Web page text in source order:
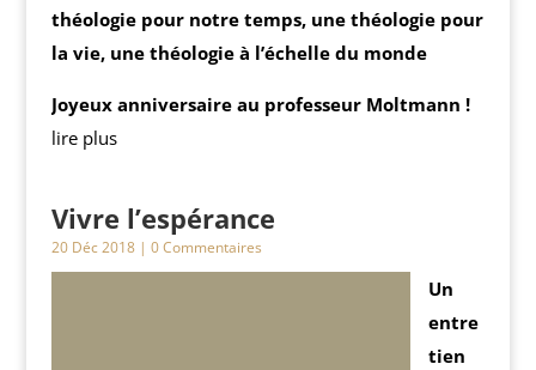
théologie pour notre temps, une théologie pour
la vie, une théologie à l’échelle du monde
Joyeux anniversaire au professeur Moltmann !
lire plus
Vivre l’espérance
20 Déc 2018| 0 Commentaires
Un
entre
tien